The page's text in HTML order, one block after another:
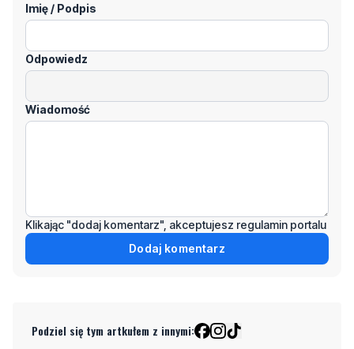
Imię / Podpis
Odpowiedz
Wiadomość
Klikając "dodaj komentarz", akceptujesz regulamin portalu
Dodaj komentarz
Podziel się tym artkułem z innymi: